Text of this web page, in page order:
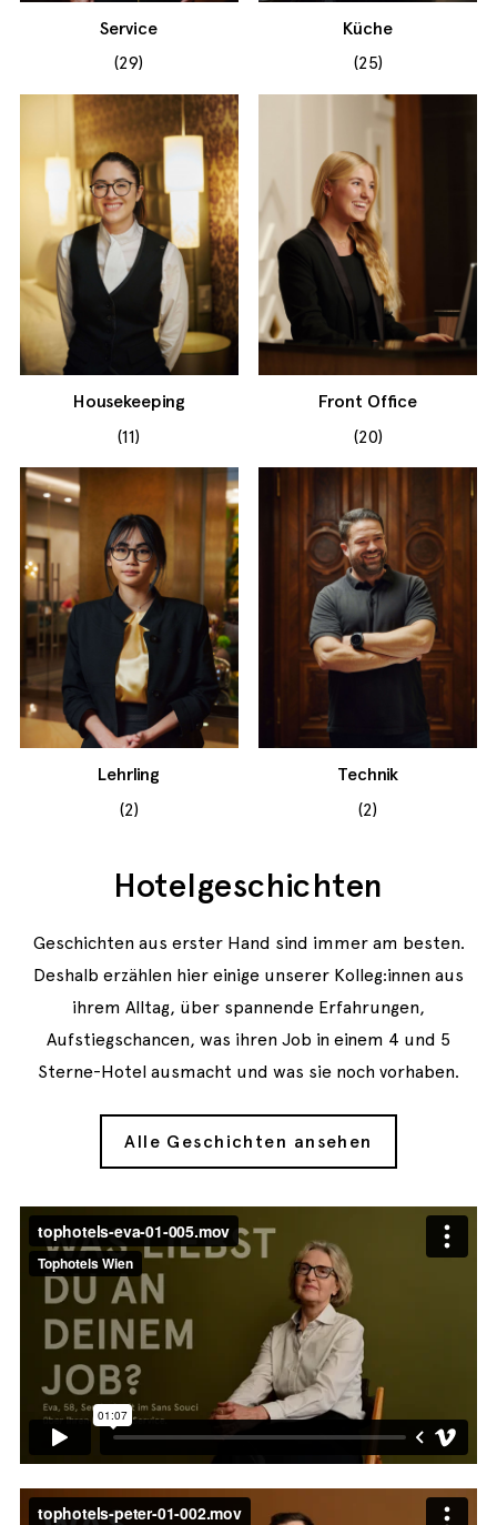
Service
(29)
Küche
(25)
Housekeeping
(11)
Front Office
(20)
Lehrling
(2)
Technik
(2)
Hotelgeschichten
Geschichten aus erster Hand sind immer am besten.
Deshalb erzählen hier einige unserer Kolleg:innen aus
ihrem Alltag, über spannende Erfahrungen,
Aufstiegschancen, was ihren Job in einem 4 und 5
Sterne-Hotel ausmacht und was sie noch vorhaben.
Alle Geschichten ansehen